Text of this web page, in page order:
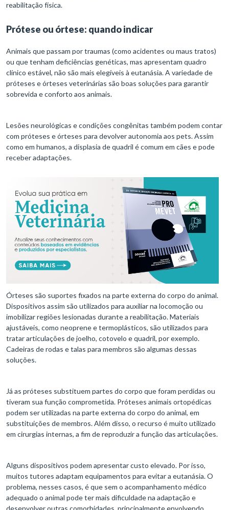
reabilitação física.
Prótese ou órtese: quando indicar
Animais que passam por traumas (como acidentes ou maus tratos)
ou que tenham deficiências genéticas, mas apresentam quadro
clínico estável, não são mais elegíveis à eutanásia. A variedade de
próteses e órteses veterinárias são boas soluções para garantir
sobrevida e conforto aos animais.
Lesões neurológicas e condições congênitas também podem contar
com próteses e órteses para devolver autonomia aos pets. Assim
como em humanos, a displasia de quadril é comum em cães e pode
receber adaptações.
Órteses são suportes fixados na parte externa do corpo do animal.
Dispositivos assim são utilizados para auxiliar na locomoção ou
imobilizar regiões lesionadas durante a reabilitação. Materiais
ajustáveis, como neoprene e termoplásticos, são utilizados para
tratar articulações de joelho, cotovelo e quadril, por exemplo.
Cadeiras de rodas e talas para membros são algumas dessas
soluções.
Já as próteses substituem partes do corpo que foram perdidas ou
tiveram sua função comprometida. Próteses animais ortopédicas
podem ser utilizadas na parte externa do corpo do animal, em
substituições de membros. Além disso, o recurso é muito utilizado
em cirurgias internas, a fim de reproduzir a função das articulações.
Alguns dispositivos podem apresentar custo elevado. Por isso,
muitos tutores adaptam equipamentos para evitar a eutanásia. O
problema, nesses casos, é que sem o acompanhamento médico
adequado o animal pode ter mais dificuldade na adaptação e